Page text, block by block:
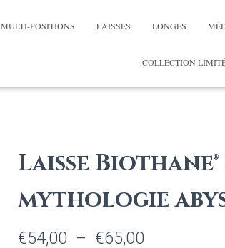
MULTI-POSITIONS LAISSES LONGES
COLLECTION
Laisse
mythologie
€54,00 – €65,00